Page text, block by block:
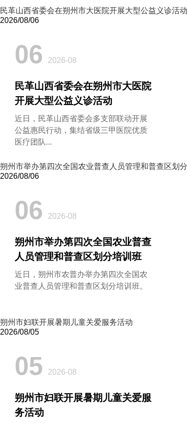
民革山西省委会在朔州市大医院开展大型公益义诊活动
2026/08/06
06 2026-08
民革山西省委会在朔州市大医院
开展大型公益义诊活动
近日，民革山西省委会多支部联动开展
公益惠民行动，集结省级三甲医院优质
医疗团队...
朔州市举办第四次全国农业普查人员管理和普查区划
2026/08/06
06 2026-08
朔州市举办第四次全国农业普查
人员管理和普查区划分培训班
近日，朔州市农普办举办第四次全国农
业普查人员管理和普查区划分培训班。
朔州市妇联开展暑期儿童关爱服务活动
2026/08/05
05 2026-08
朔州市妇联开展暑期儿童关爱服
务活动